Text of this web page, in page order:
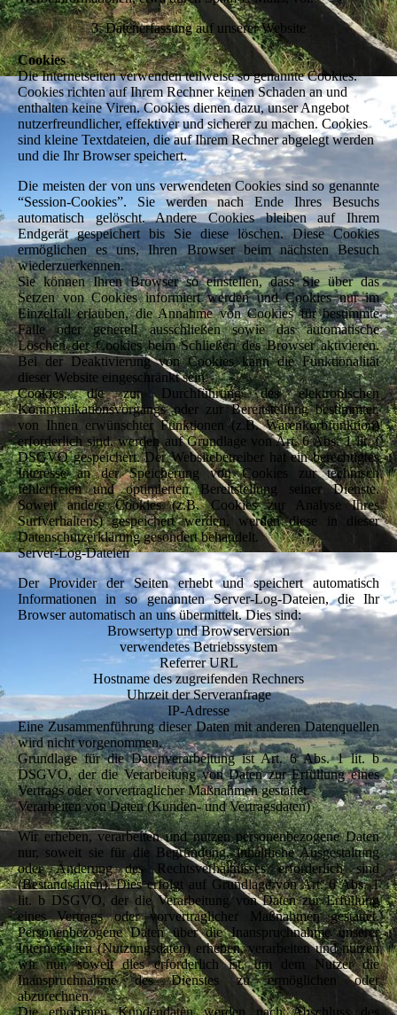
3. Datenerfassung auf unserer Website
Cookies
Die Internetseiten verwenden teilweise so genannte Cookies.
Cookies richten auf Ihrem Rechner keinen Schaden an und
enthalten keine Viren. Cookies dienen dazu, unser Angebot
nutzerfreundlicher, effektiver und sicherer zu machen. Cookies
sind kleine Textdateien, die auf Ihrem Rechner abgelegt werden
und die Ihr Browser speichert.
Die meisten der von uns verwendeten Cookies sind so genannte
“Session-Cookies”. Sie werden nach Ende Ihres Besuchs
automatisch gelöscht. Andere Cookies bleiben auf Ihrem
Endgerät gespeichert bis Sie diese löschen. Diese Cookies
ermöglichen es uns, Ihren Browser beim nächsten Besuch
wiederzuerkennen.
Sie können Ihren Browser so einstellen, dass Sie über das
Setzen von Cookies informiert werden und Cookies nur im
Einzelfall erlauben, die Annahme von Cookies für bestimmte
Fälle oder generell ausschließen sowie das automatische
Löschen der Cookies beim Schließen des Browser aktivieren.
Bei der Deaktivierung von Cookies kann die Funktionalität
dieser Website eingeschränkt sein.
Cookies, die zur Durchführung des elektronischen
Kommunikationsvorgangs oder zur Bereitstellung bestimmter,
von Ihnen erwünschter Funktionen (z.B. Warenkorbfunktion)
erforderlich sind, werden auf Grundlage von Art. 6 Abs. 1 lit. f
DSGVO gespeichert. Der Websitebetreiber hat ein berechtigtes
Interesse an der Speicherung von Cookies zur technisch
fehlerfreien und optimierten Bereitstellung seiner Dienste.
Soweit andere Cookies (z.B. Cookies zur Analyse Ihres
Surfverhaltens) gespeichert werden, werden diese in dieser
Datenschutzerklärung gesondert behandelt.
Server-Log-Dateien
Der Provider der Seiten erhebt und speichert automatisch
Informationen in so genannten Server-Log-Dateien, die Ihr
Browser automatisch an uns übermittelt. Dies sind:
Browsertyp und Browserversion
verwendetes Betriebssystem
Referrer URL
Hostname des zugreifenden Rechners
Uhrzeit der Serveranfrage
IP-Adresse
Eine Zusammenführung dieser Daten mit anderen Datenquellen
wird nicht vorgenommen.
Grundlage für die Datenverarbeitung ist Art. 6 Abs. 1 lit. b
DSGVO, der die Verarbeitung von Daten zur Erfüllung eines
Vertrags oder vorvertraglicher Maßnahmen gestattet.
Verarbeiten von Daten (Kunden- und Vertragsdaten)
Wir erheben, verarbeiten und nutzen personenbezogene Daten
nur, soweit sie für die Begründung, inhaltliche Ausgestaltung
oder Änderung des Rechtsverhältnisses erforderlich sind
(Bestandsdaten). Dies erfolgt auf Grundlage von Art. 6 Abs. 1
lit. b DSGVO, der die Verarbeitung von Daten zur Erfüllung
eines Vertrags oder vorvertraglicher Maßnahmen gestattet.
Personenbezogene Daten über die Inanspruchnahme unserer
Internetseiten (Nutzungsdaten) erheben, verarbeiten und nutzen
wir nur, soweit dies erforderlich ist, um dem Nutzer die
Inanspruchnahme des Dienstes zu ermöglichen oder
abzurechnen.
Die erhobenen Kundendaten werden nach Abschluss des